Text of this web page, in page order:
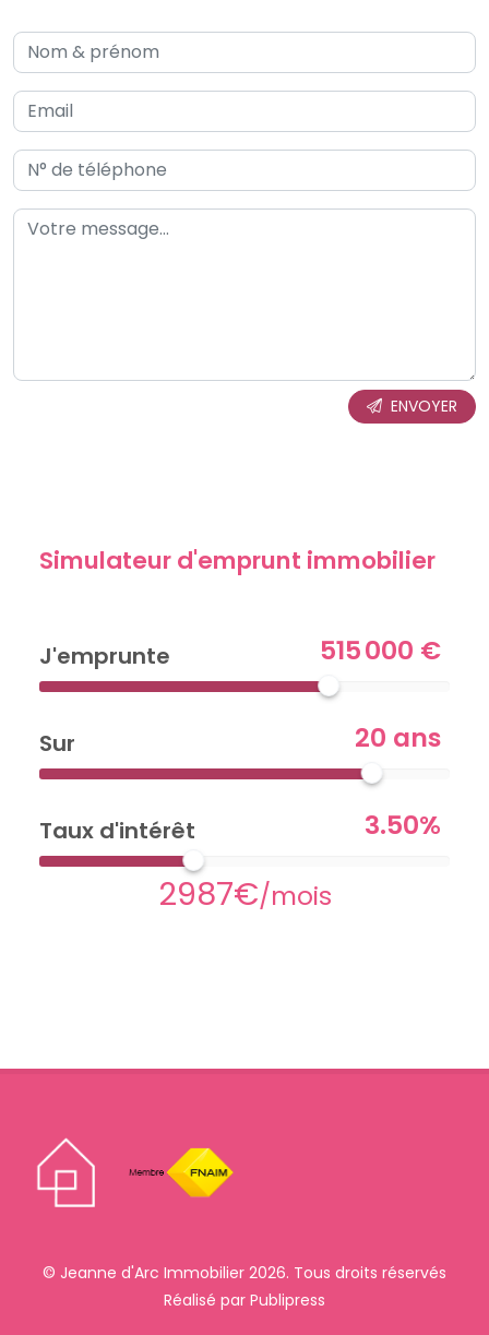
ENVOYER
Simulateur d'emprunt immobilier
J'emprunte 515 000 €
Sur 20 ans
Taux d'intérêt 3.50%
2987€/mois
© Jeanne d'Arc Immobilier 2026. Tous droits réservés
Réalisé par Publipress